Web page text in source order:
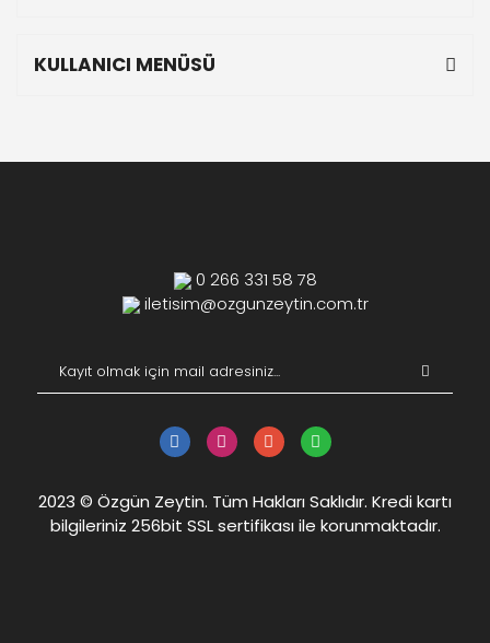
KULLANICI MENÜSÜ
0 266 331 58 78
iletisim@ozgunzeytin.com.tr
2023 © Özgün Zeytin. Tüm Hakları Saklıdır. Kredi kartı
bilgileriniz 256bit SSL sertifikası ile korunmaktadır.